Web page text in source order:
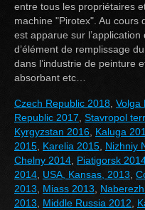
entre tous les propriétaires
machine "Pirotex". Au cours
est apparue sur
d’élément de remplissage
dans l’industrie de peinture
absorbant etc…
Czech Republic 2018, Volga
Republic 2017, Stavropol
Kyrgyzstan 2016, Kaluga
2015, Karelia 2015, Nizhniy
Chelny 2014, Piatigorsk
2014, USA, Kansas, 2013,
2013, Miass 2013,
2013, Middle Russia 2012,